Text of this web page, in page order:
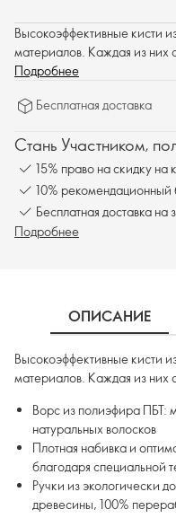
Высокоэффективные кисти
материалов. Каждая из них
Подробнее
Бесплатная доставка
Стань Участником,
15% право на скидку на
10% рекомендационный
Бесплатная доставка на
Подробнее
ОПИСАНИЕ
Высокоэффективные кисти
материалов. Каждая из них
Ворс из полиэфира ПБТ:
натуральных волосков
Плотная набивка и
благодаря специальной
Ручки из экологически
древесины, 100%